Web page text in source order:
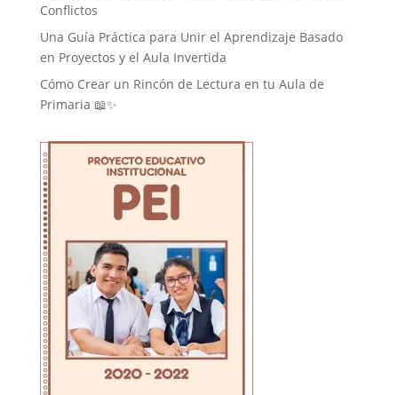
Conflictos
Una Guía Práctica para Unir el Aprendizaje Basado
en Proyectos y el Aula Invertida
Cómo Crear un Rincón de Lectura en tu Aula de
Primaria 📖✨